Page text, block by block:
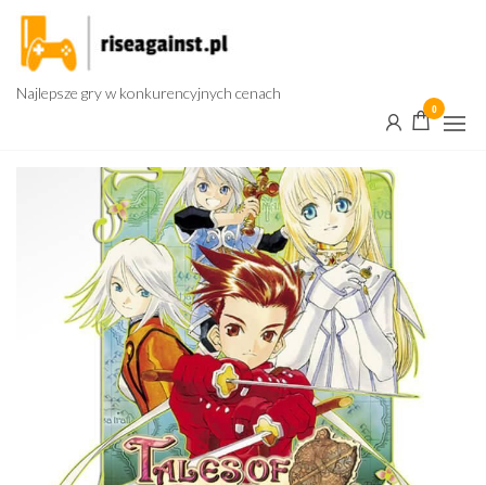
Przejdź
treści
Najlepsze gry w konkurencyjnych cenach
0